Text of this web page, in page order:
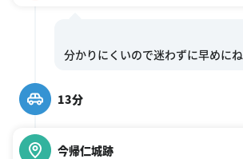
13分
今帰仁城跡